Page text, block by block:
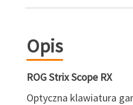
Opis
ROG Strix Scope RX
Optyczna klawiatura